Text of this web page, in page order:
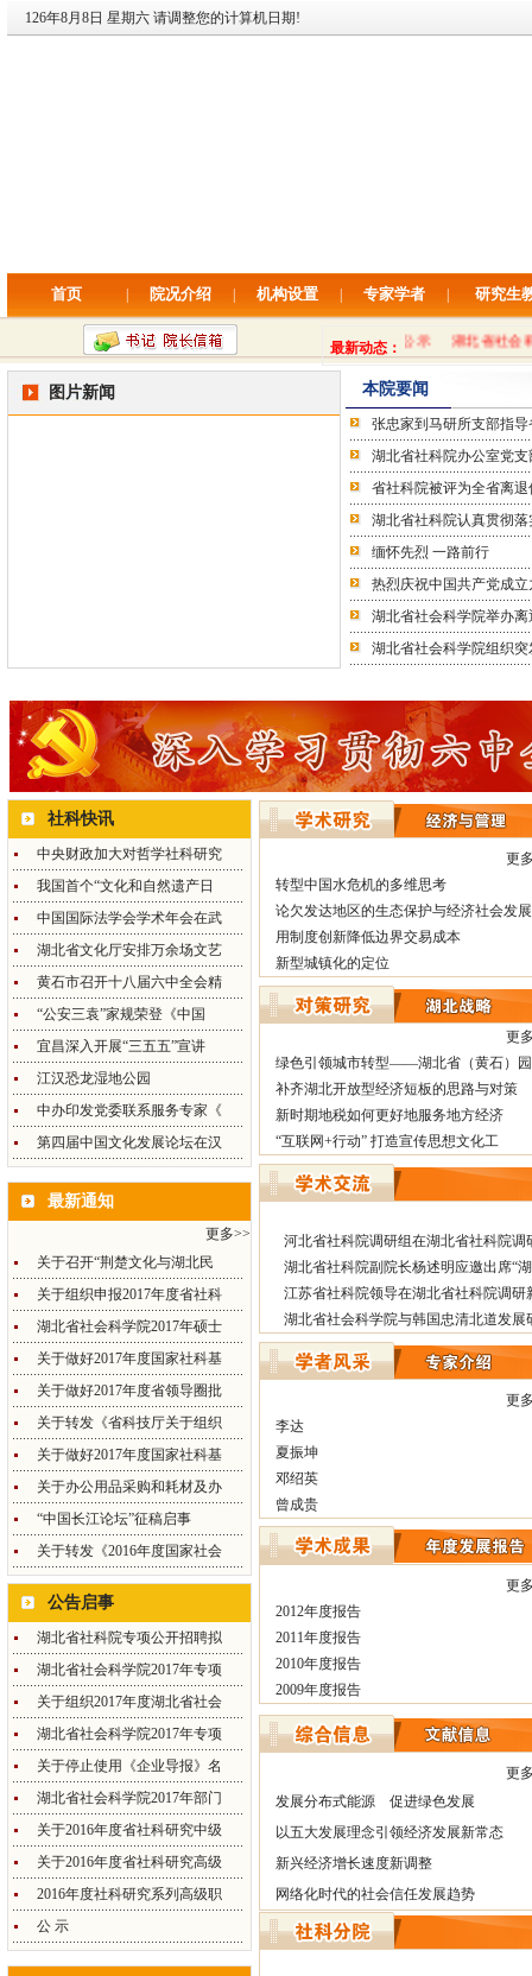
126年8月8日 星期六 请调整您的计算机日期!
首页 院况介绍 机构设置 专家学者 研究生
最新动态：
湖北省社科院专项公开招聘拟录用人员公示 湖北省社会科
图片新闻 本院要闻
张忠家到马研所支部指
湖北省社科院办公室党支
省社科院被评为全省离
湖北省社科院认真贯彻
缅怀先烈 一路前行
热烈庆祝中国共产党成立
湖北省社会科学院举办
湖北省社会科学院组织
社科快讯
中央财政加大对哲学社科研究
我国首个“文化和自然遗产日
中国国际法学会学术年会在武
湖北省文化厅安排万余场文艺
黄石市召开十八届六中全会精
“公安三袁”家规荣登《中国
宜昌深入开展“三五五”宣讲
江汉恐龙湿地公园
中办印发党委联系服务专家《
第四届中国文化发展论坛在汉
最新通知
更多>>
关于召开“荆楚文化与湖北民
关于组织申报2017年度省社科
湖北省社会科学院2017年硕士
关于做好2017年度国家社科基
关于做好2017年度省领导圈批
关于转发《省科技厅关于组织
关于做好2017年度国家社科基
关于办公用品采购和耗材及办
“中国长江论坛”征稿启事
关于转发《2016年度国家社会
公告启事
湖北省社科院专项公开招聘拟
湖北省社会科学院2017年专项
关于组织2017年度湖北省社会
湖北省社会科学院2017年专项
关于停止使用《企业导报》名
湖北省社会科学院2017年部门
关于2016年度省社科研究中级
关于2016年度省社科研究高级
2016年度社科研究系列高级职
公 示
更
转型中国水危机的多维思考
论欠发达地区的生态保护与经济社会发展
用制度创新降低边界交易成本
新型城镇化的定位
更
绿色引领城市转型——湖北省（黄石）园
补齐湖北开放型经济短板的思路与对策
新时期地税如何更好地服务地方经济
“互联网+行动” 打造宣传思想文化工
河北省社科院调研组在湖北省社科院调
湖北省社科院副院长杨述明应邀出席“
江苏省社科院领导在湖北省社科院调研
湖北省社会科学院与韩国忠清北道发展
更
李达
夏振坤
邓绍英
曾成贵
更
2012年度报告
2011年度报告
2010年度报告
2009年度报告
更
发展分布式能源 促进绿色发展
以五大发展理念引领经济发展新常态
新兴经济增长速度新调整
网络化时代的社会信任发展趋势